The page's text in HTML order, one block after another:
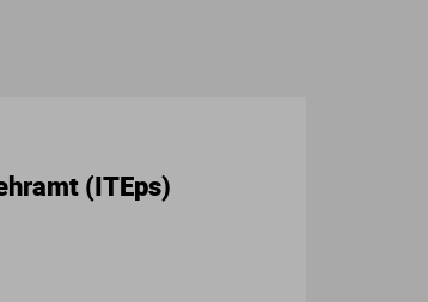
(ITEps)